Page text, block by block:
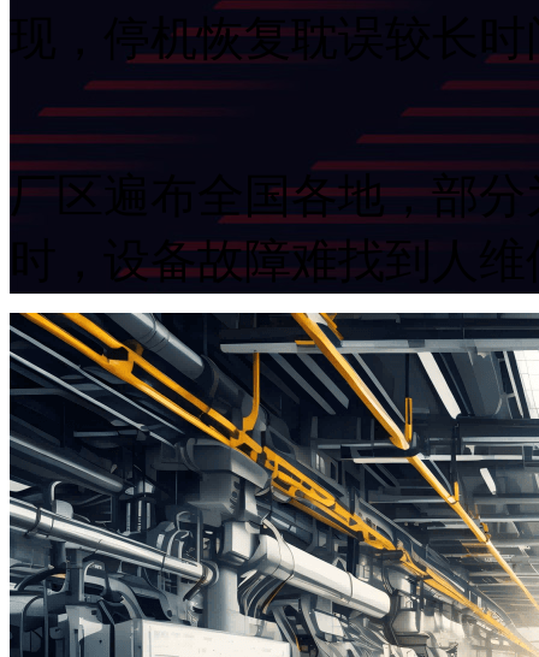
现，停机恢复耽误较长
厂区遍布全国各地，部
时，设备故障难找到人